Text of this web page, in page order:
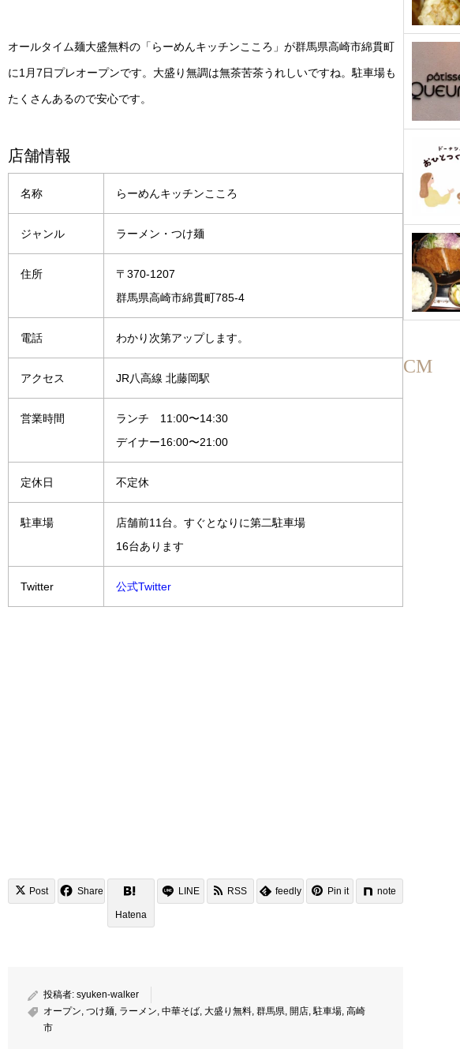
オールタイム麺大盛無料の「らーめんキッチンこころ」が群馬県高崎市綿貫町
に1月7日プレオープンです。大盛り無調は無茶苦茶うれしいですね。駐車場も
たくさんあるので安心です。
店舗情報
名称 らーめんキッチンこころ
ジャンル ラーメン・つけ麺
住所
〒370-1207
群馬県高崎市綿貫町785-4
電話 わかり次第アップします。
アクセス JR八高線 北藤岡駅
営業時間
ランチ 11:00〜14:30
デイナー16:00〜21:00
定休日 不定休
駐車場
店舗前11台。すぐとなりに第二駐車場
16台あります
Twitter 公式Twitter
Post Share
Hatena
LINE RSS feedly Pin it note
投稿者: syuken-walker
オープン つけ麺 ラーメン 中華そば 大盛り無料 群馬県 開店 駐車場 高崎
市
CM